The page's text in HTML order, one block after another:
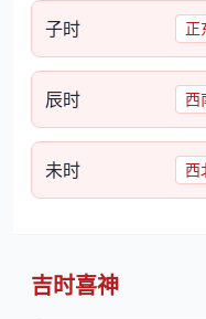
子时 正
辰时 西
未时 西
吉时喜神